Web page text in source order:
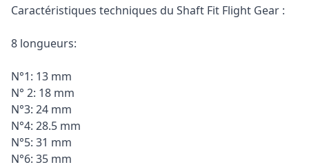
Description
Caractéristiques techniques du Shaft Fit Flight Gear :
8 longueurs:
N°1: 13 mm
N° 2: 18 mm
N°3: 24 mm
N°4: 28.5 mm
N°5: 31 mm
N°6: 35 mm